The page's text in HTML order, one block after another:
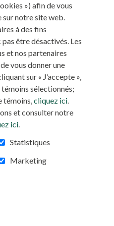
des médias
nouvelle.
») afin de vous
notre site web.
à des fins
être désactivés. Les
et nos partenaires
vous donner une
sur « J’accepte »,
sélectionnés;
témoins,cliquez ici.
et consulter notre
ici.
Statistiques
Marketing